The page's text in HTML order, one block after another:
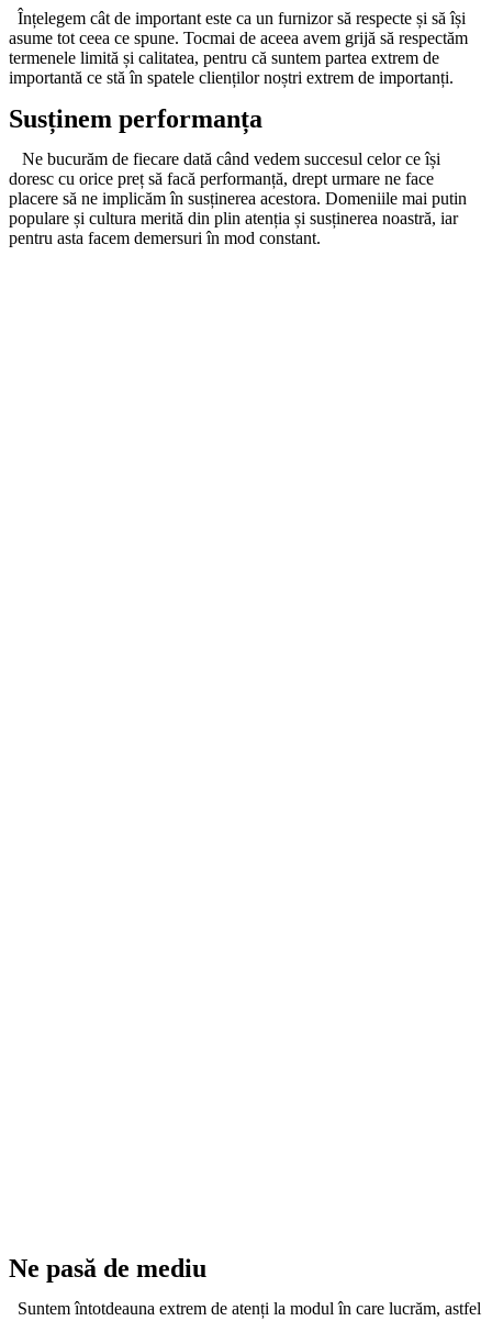
Înțelegem cât de important este ca un furnizor să respecte și să își
asume tot ceea ce spune. Tocmai de aceea avem grijă să respectăm
termenele limită și calitatea, pentru că suntem partea extrem de
importantă ce stă în spatele clienților noștri extrem de importanți.
Susținem performanța
Ne bucurăm de fiecare dată când vedem succesul celor ce își
doresc cu orice preț să facă performanță, drept urmare ne face
placere să ne implicăm în susținerea acestora. Domeniile mai putin
populare și cultura merită din plin atenția și susținerea noastră, iar
pentru asta facem demersuri în mod constant.
Ne pasă de mediu
Suntem întotdeauna extrem de atenți la modul în care lucrăm, astfel